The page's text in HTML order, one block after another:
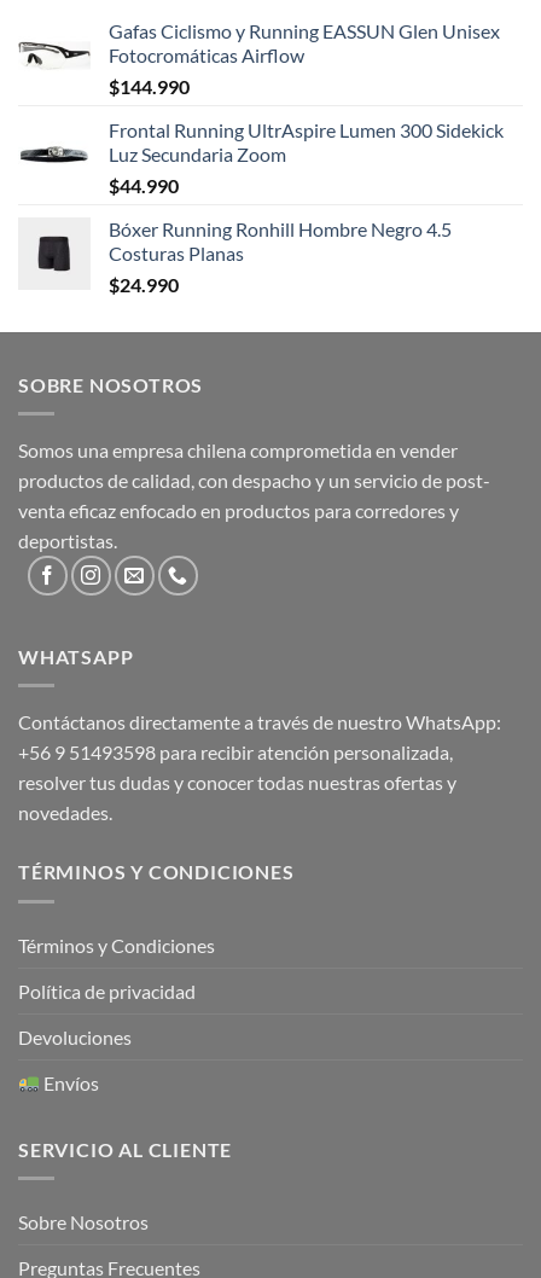
Gafas Ciclismo y Running EASSUN Glen Unisex
Fotocromáticas Airflow
$144.990
Frontal Running UltrAspire Lumen 300 Sidekick
Luz Secundaria Zoom
$44.990
Bóxer Running Ronhill Hombre Negro 4.5
Costuras Planas
$24.990
SOBRE NOSOTROS
Somos una empresa chilena comprometida en vender
productos de calidad, con despacho y un servicio de post-
venta eficaz enfocado en productos para corredores y
deportistas.
WHATSAPP
Contáctanos directamente a través de nuestro WhatsApp:
+56 9 51493598 para recibir atención personalizada,
resolver tus dudas y conocer todas nuestras ofertas y
novedades.
TÉRMINOS Y CONDICIONES
Términos y Condiciones
Política de privacidad
Devoluciones
Envíos
SERVICIO AL CLIENTE
Sobre Nosotros
Preguntas Frecuentes